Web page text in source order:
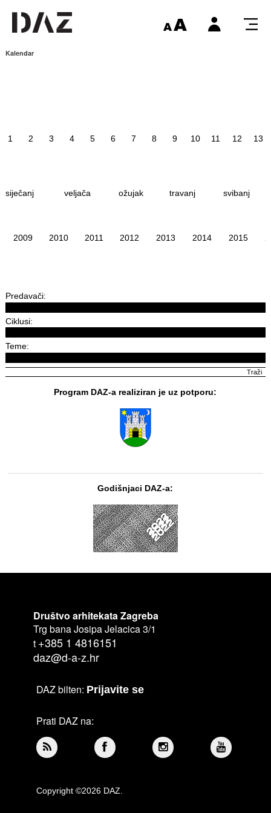
Kalendar
1 2 3 4 5 6 7 8 9 10 11 12 13
siječanj veljača ožujak travanj svibanj
2009 2010 2011 2012 2013 2014 2015
Predavači:
Ciklusi:
Teme:
Program DAZ-a realiziran je uz potporu:
Godišnjaci DAZ-a:
Društvo arhitekata Zagreba
Trg bana Josipa Jelacica 3/1
t +385 1 4816151
daz@d-a-z.hr
DAZ bilten: Prijavite se
Prati DAZ na:
Copyright ©2026 DAZ.